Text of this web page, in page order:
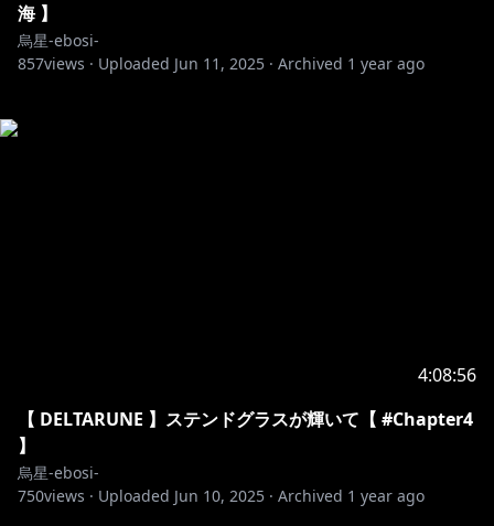
海 】
烏星-ebosi-
857views · Uploaded Jun 11, 2025 · Archived 1 year ago
4:08:56
【 DELTARUNE 】ステンドグラスが輝いて【 #Chapter4
】
烏星-ebosi-
750views · Uploaded Jun 10, 2025 · Archived 1 year ago